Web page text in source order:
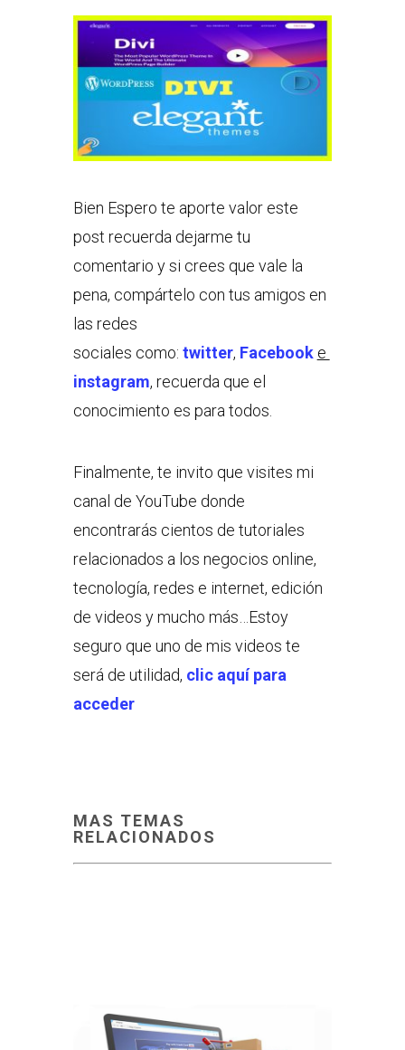
Bien Espero te aporte valor este
post recuerda dejarme tu
comentario y si crees que vale la
pena, compártelo con tus amigos en
las redes
sociales como: twitter, Facebook e
instagram, recuerda que el
conocimiento es para todos.
Finalmente, te invito que visites mi
canal de YouTube donde
encontrarás cientos de tutoriales
relacionados a los negocios online,
tecnología, redes e internet, edición
de videos y mucho más…Estoy
seguro que uno de mis videos te
será de utilidad, clic aquí para
acceder
MAS TEMAS
RELACIONADOS